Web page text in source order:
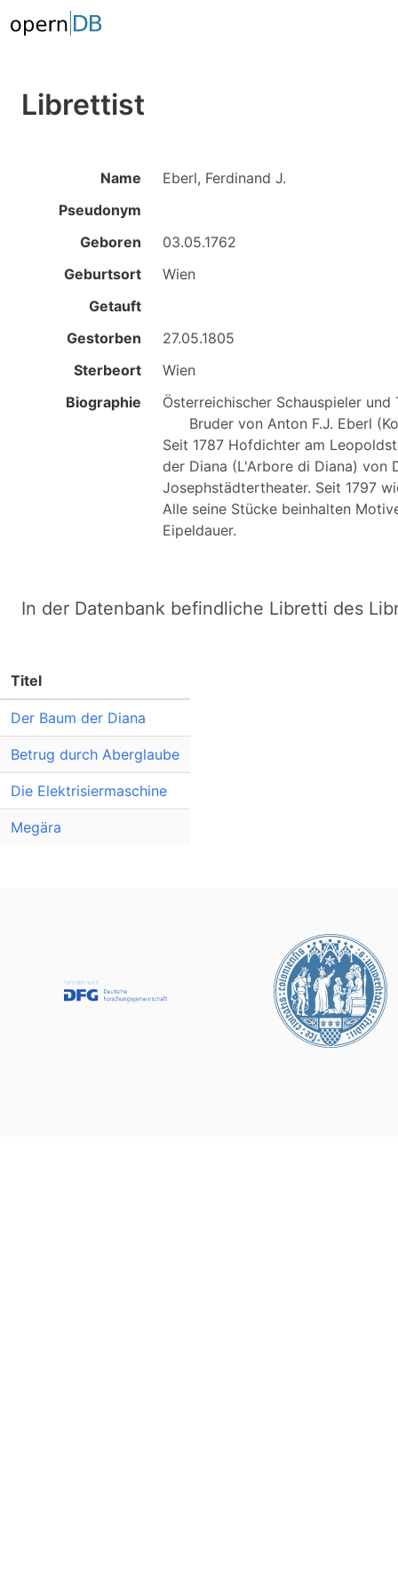
Librettist
Name
Eberl, Ferdinand J.
Pseudonym
Geboren
03.05.1762
Geburtsort
Wien
Getauft
Gestorben
27.05.1805
Sterbeort
Wien
Biographie
Österreichischer Schauspieler und
Seit 1787 Hofdichter am
der Diana (L'Arbore di Diana) von
Josephstädtertheater. Seit 1797
Alle seine Stücke beinhalten
In der Datenbank befindliche Libretti des
Titel
Der Baum der Diana
Betrug durch Aberglaube
Die Elektrisiermaschine
Megära